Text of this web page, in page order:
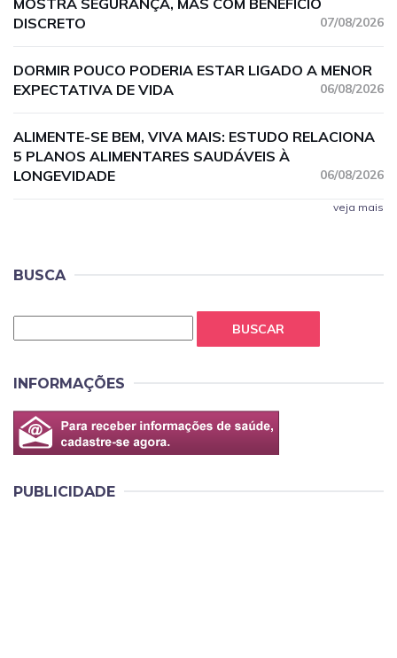
MOSTRA SEGURANÇA, MAS COM BENEFÍCIO
DISCRETO
07/08/2026
DORMIR POUCO PODERIA ESTAR LIGADO A MENOR
EXPECTATIVA DE VIDA
06/08/2026
ALIMENTE-SE BEM, VIVA MAIS: ESTUDO RELACIONA
5 PLANOS ALIMENTARES SAUDÁVEIS À
LONGEVIDADE
06/08/2026
veja mais
BUSCA
BUSCAR
INFORMAÇÕES
PUBLICIDADE